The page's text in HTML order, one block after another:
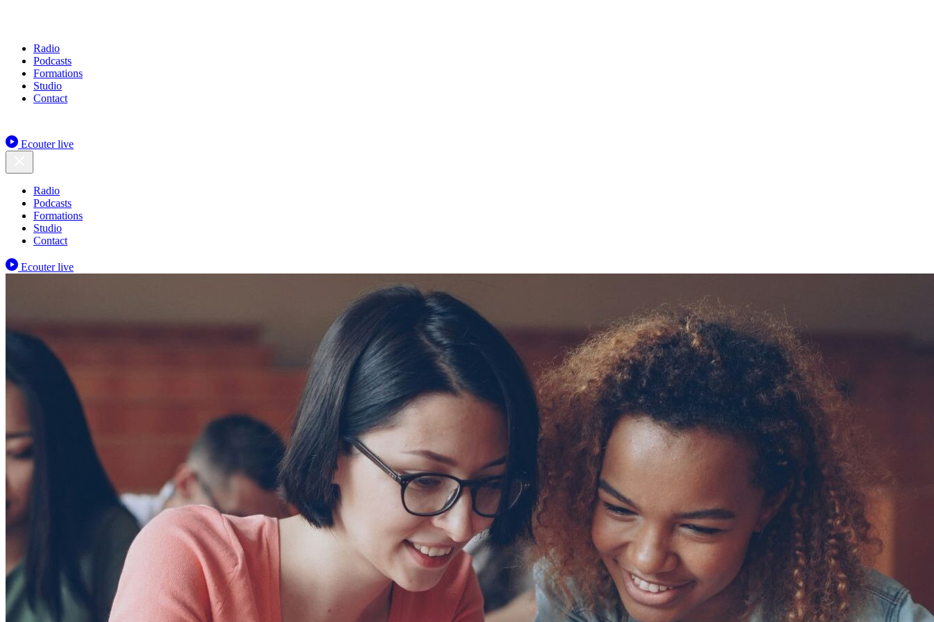
Radio
Podcasts
Formations
Studio
Contact
Ecouter live
Radio
Podcasts
Formations
Studio
Contact
Ecouter live